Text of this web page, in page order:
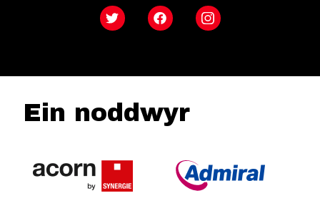
Twitter FacebookInstagram
Ein noddwyr